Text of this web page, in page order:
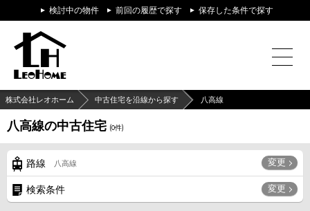
検討中の物件 前回の履歴で探す 保存した条件で探す
株式会社レオホーム 中古住宅を沿線から探す 八高線
八高線の中古住宅 (0件)
路線 八高線 変更
検索条件 変更